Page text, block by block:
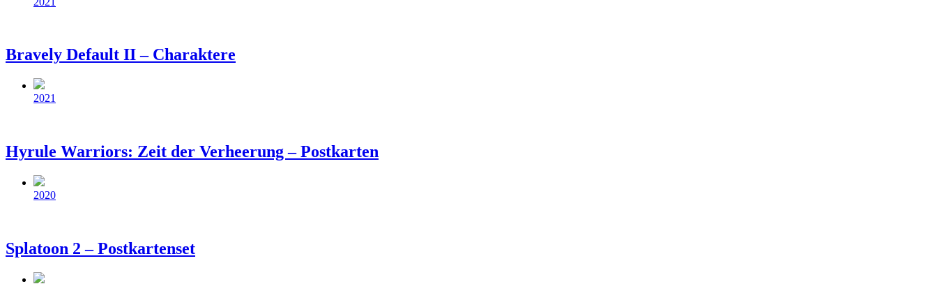
Bravely Default II – Charaktere
Beitragsdatum
2021
Hyrule Warriors: Zeit der Verheerung – Postkarten
Beitragsdatum
2020
Splatoon 2 – Postkartenset
Beitragsdatum